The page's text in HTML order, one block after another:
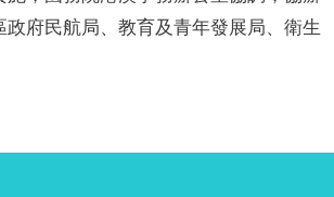
政府民航局、教育及青年發展局、衛生